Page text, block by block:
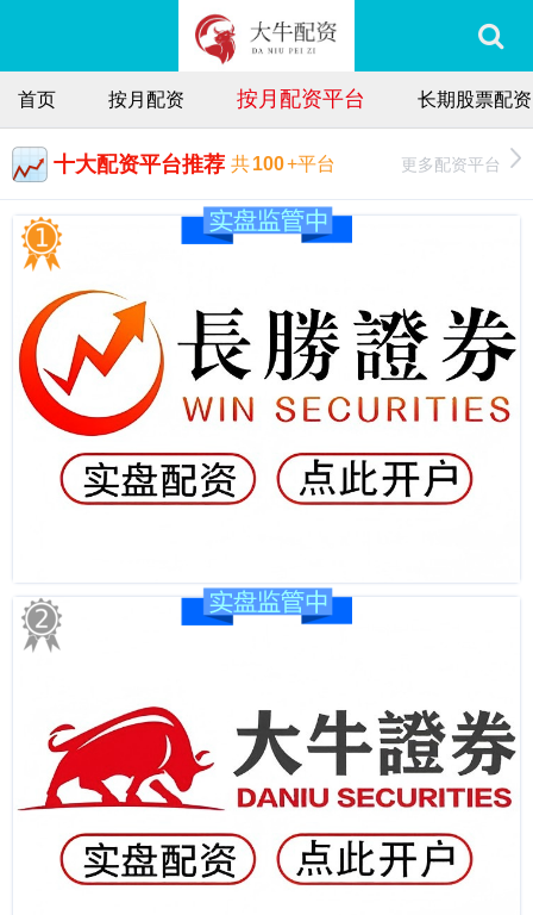
首页 按月配资 按月配资平台 长期股票配资
十大配资平台推荐 共100+平台 更多配资平台